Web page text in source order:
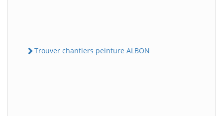
Trouver chantiers peinture ALBON